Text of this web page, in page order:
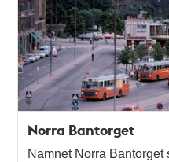
Norra Bantorget
Namnet Norra Bantorget